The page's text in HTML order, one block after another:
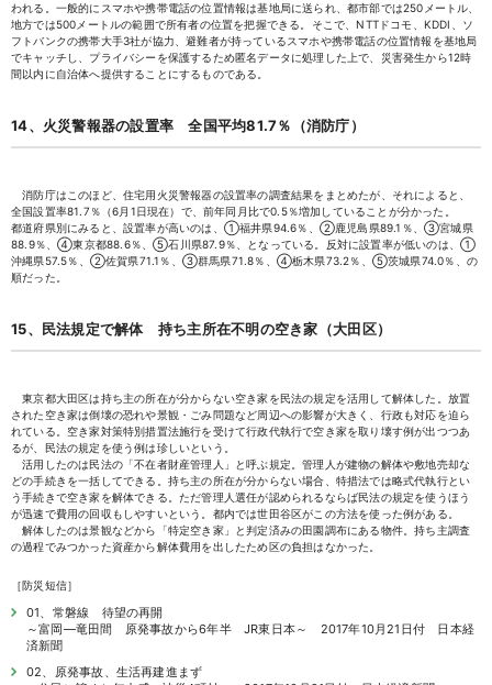
われる。一般的にスマホや携帯電話の位置情報は基地局に送られ、都市部では250メートル、
地方では500メートルの範囲で所有者の位置を把握できる。そこで、NTTドコモ、KDDI、ソ
フトバンクの携帯大手3社が協力、避難者が持っているスマホや携帯電話の位置情報を基地局
でキャッチし、プライバシーを保護するため匿名データに処理した上で、災害発生から12時
間以内に自治体へ提供することにするものである。
14、火災警報器の設置率 全国平均81.7％（消防庁）
消防庁はこのほど、住宅用火災警報器の設置率の調査結果をまとめたが、それによると、
全国設置率81.7％（6月1日現在）で、前年同月比で0.5％増加していることが分かった。
都道府県別にみると、設置率が高いのは、①福井県94.6％、②鹿児島県89.1％、③宮城県
88.9％、④東京都88.6％、⑤石川県87.9％、となっている。反対に設置率が低いのは、①
沖縄県57.5％、②佐賀県71.1％、③群馬県71.8％、④栃木県73.2％、⑤茨城県74.0％、の
順だった。
15、民法規定で解体 持ち主所在不明の空き家（大田区）
東京都大田区は持ち主の所在が分からない空き家を民法の規定を活用して解体した。放置
された空き家は倒壊の恐れや景観・ごみ問題など周辺への影響が大きく、行政も対応を迫ら
れている。空き家対策特別措置法施行を受けて行政代執行で空き家を取り壊す例が出つつあ
るが、民法の規定を使う例は珍しいという。
活用したのは民法の「不在者財産管理人」と呼ぶ規定。管理人が建物の解体や敷地売却な
どの手続きを一括してできる。持ち主の所在が分からない場合、特措法では略式代執行とい
う手続きで空き家を解体できる。ただ管理人選任が認められるならば民法の規定を使うほう
が迅速で費用の回収もしやすいという。都内では世田谷区がこの方法を使った例がある。
解体したのは景観などから「特定空き家」と判定済みの田園調布にある物件。持ち主調査
の過程でみつかった資産から解体費用を出したため区の負担はなかった。
［防災短信］
01、常磐線 待望の再開
～富岡―竜田間 原発事故から6年半 JR東日本～ 2017年10月21日付 日本経
済新聞
02、原発事故、生活再建進まず